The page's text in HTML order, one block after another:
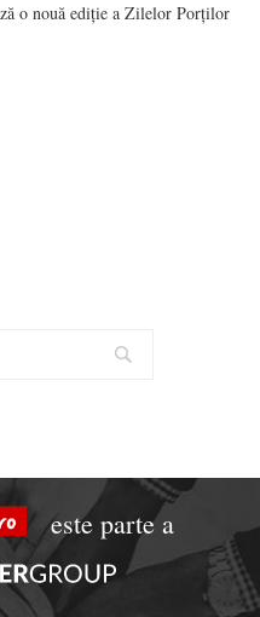
o nouă ediție a Zilelor Porților
este parte a